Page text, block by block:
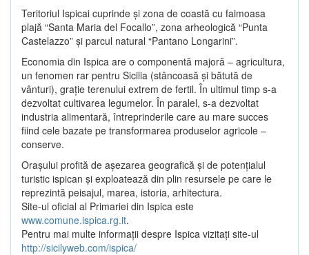
Teritoriul Ispicai cuprinde şi zona de coastă cu faimoasa
plajă “Santa Maria del Focallo”, zona arheologică “Punta
Castelazzo” şi parcul natural “Pantano Longarini”.
Economia din Ispica are o componentă majoră – agricultura,
un fenomen rar pentru Sicilia (stâncoasă şi bătută de
vânturi), graţie terenului extrem de fertil. În ultimul timp s-a
dezvoltat cultivarea legumelor. În paralel, s-a dezvoltat
industria alimentară, întreprinderile care au mare succes
fiind cele bazate pe transformarea produselor agricole –
conserve.
Oraşului profită de aşezarea geografică şi de potenţialul
turistic ispican şi exploatează din plin resursele pe care le
reprezintă peisajul, marea, istoria, arhitectura.
Site-ul oficial al Primariei din Ispica este
www.comune.ispica.rg.it.
Pentru mai multe informaţii despre Ispica vizitaţi site-ul
http://sicilyweb.com/ispica/